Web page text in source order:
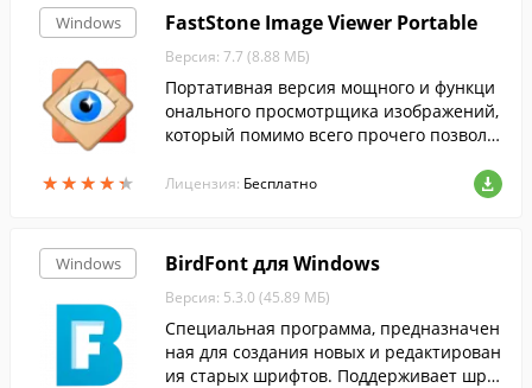
Windows
★★★★★
★★★★★
FastStone Image Viewer Portable
Версия: 7.7 (8.88 МБ)
Портативная версия мощного и функци
онального просмотрщика изображений,
который помимо всего прочего позволя
тинки....
Лицензия: Бесплатно
Windows BirdFont для Windows
Версия: 5.3.0 (45.89 МБ)
Специальная программа, предназначен
ная для создания новых и редактирован
ия старых шрифтов. Поддерживает шри